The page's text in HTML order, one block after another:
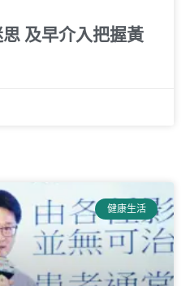
及早介入把握黃
健康生活